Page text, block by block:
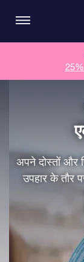
25%
अपने दोस्तों और
उपहार के तौर